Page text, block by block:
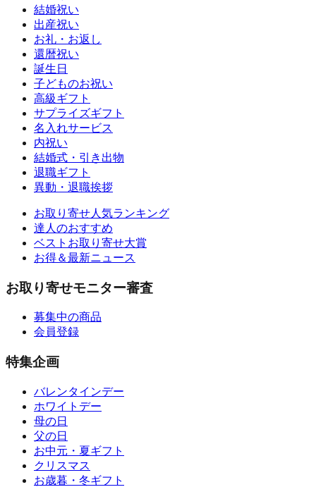
結婚祝い
出産祝い
お礼・お返し
還暦祝い
誕生日
子どものお祝い
高級ギフト
サプライズギフト
名入れサービス
内祝い
結婚式・引き出物
退職ギフト
異動・退職挨拶
お取り寄せ人気ランキング
達人のおすすめ
ベストお取り寄せ大賞
お得＆最新ニュース
お取り寄せモニター審査
募集中の商品
会員登録
特集企画
バレンタインデー
ホワイトデー
母の日
父の日
お中元・夏ギフト
クリスマス
お歳暮・冬ギフト